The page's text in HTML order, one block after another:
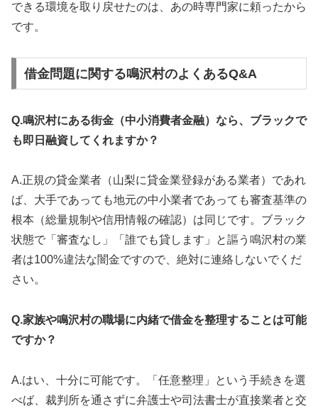
できる環境を取り戻せたのは、あの時専門家に頼ったから
です。
借金問題に関する鳴沢村のよくあるQ&A
Q.鳴沢村にある街金（中小消費者金融）なら、ブラックで
も即日融資してくれますか？
A.正規の貸金業者（山梨に貸金業登録がある業者）であれ
ば、大手であっても地元の中小業者であっても審査基準の
根本（総量規制や信用情報の確認）は同じです。ブラック
状態で「審査なし」「誰でも貸します」と謳う鳴沢村の業
者は100%違法な闇金ですので、絶対に連絡しないでくだ
さい。
Q.家族や鳴沢村の職場に内緒で借金を整理することは可能
ですか？
A.はい、十分に可能です。「任意整理」という手続きを選
べば、裁判所を通さずに弁護士や司法書士が直接業者と交